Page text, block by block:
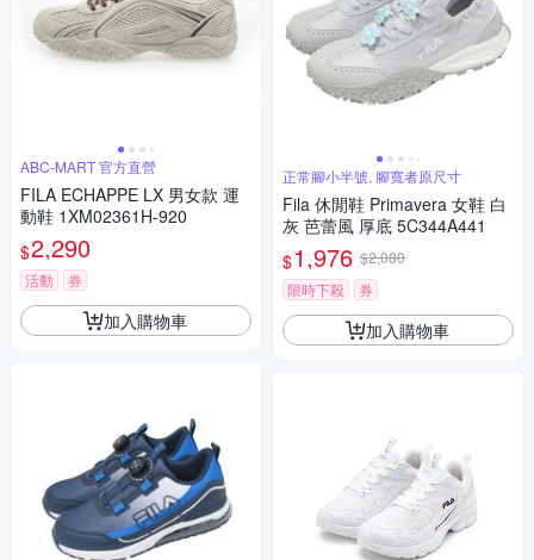
ABC-MART 官方直營
FILA ECHAPPE LX 男女款 運
動鞋 1XM02361H-920
$2,290
活動 券
加入購物車
正常腳小半號, 腳寬者原尺寸
Fila 休閒鞋 Primavera 女鞋 白
灰 芭蕾風 厚底 5C344A441
$1,976 $2,080
限時下殺
券
加入購物車